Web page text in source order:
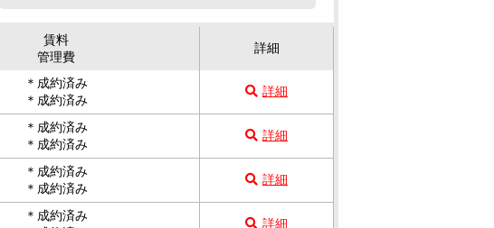
賃料
管理費
詳細
＊成約済み
＊成約済み
詳細
＊成約済み
＊成約済み
詳細
＊成約済み
＊成約済み
詳細
＊成約済み
詳細